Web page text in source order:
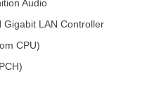
Audio
Gigabit LAN Controller
CPU)